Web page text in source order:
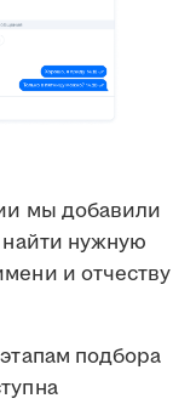
мы добавили
найти нужную
и отчеству
подбора